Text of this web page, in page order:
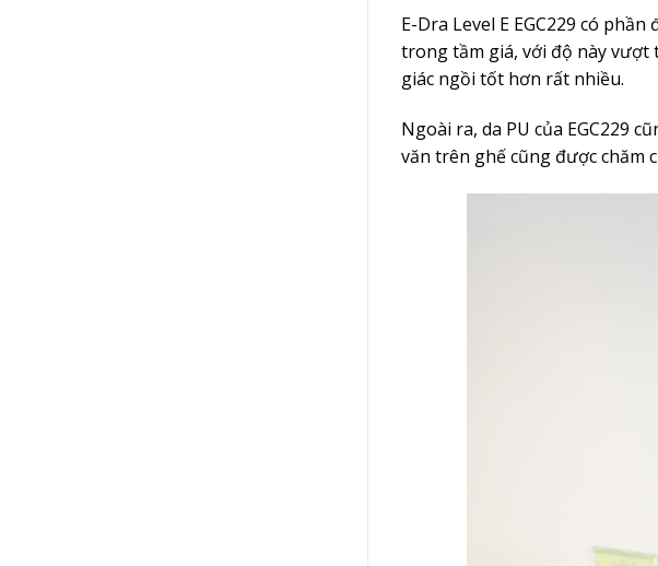
E-Dra Level E EGC229 có
trong tầm giá, với độ này vượt
giác ngồi tốt hơn rất nhiều.
Ngoài ra, da PU của EGC229
văn trên ghế cũng được chăm